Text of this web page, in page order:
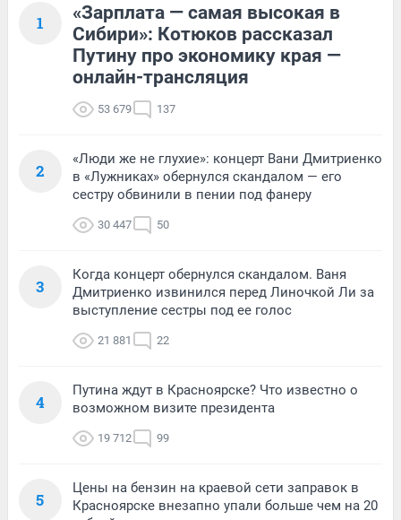
1
«Зарплата — самая высокая в
Сибири»: Котюков рассказал
Путину про экономику края —
онлайн-трансляция
53 679 137
2
«Люди же не глухие»: концерт Вани Дмитриенко
в «Лужниках» обернулся скандалом — его
сестру обвинили в пении под фанеру
30 447 50
3
Когда концерт обернулся скандалом. Ваня
Дмитриенко извинился перед Линочкой Ли за
выступление сестры под ее голос
21 881 22
4
Путина ждут в Красноярске? Что известно о
возможном визите президента
19 712 99
5
Цены на бензин на краевой сети заправок в
Красноярске внезапно упали больше чем на 20